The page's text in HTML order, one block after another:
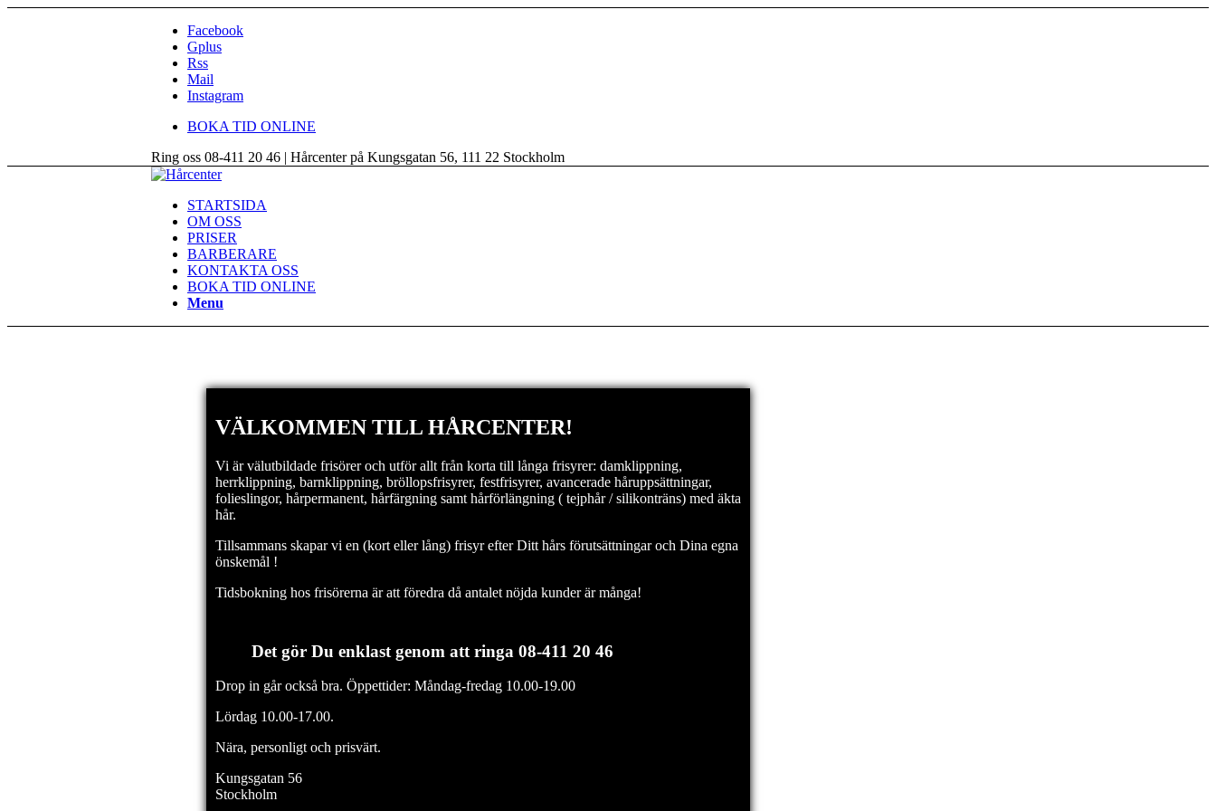
Facebook
Gplus
Rss
Mail
Instagram
BOKA TID ONLINE
Ring oss 08-411 20 46 | Hårcenter på Kungsgatan 56, 111 22 Stockholm
STARTSIDA
OM OSS
PRISER
BARBERARE
KONTAKTA OSS
BOKA TID ONLINE
Menu
VÄLKOMMEN TILL HÅRCENTER!
Vi är välutbildade frisörer och utför allt från korta till långa frisyrer: damklippning,
herrklippning, barnklippning, bröllopsfrisyrer, festfrisyrer, avancerade håruppsättningar,
folieslingor, hårpermanent, hårfärgning samt hårförlängning ( tejphår / silikonträns) med äkta
hår.
Tillsammans skapar vi en (kort eller lång) frisyr efter Ditt hårs förutsättningar och Dina egna
önskemål !
Tidsbokning hos frisörerna är att föredra då antalet nöjda kunder är många!
Det gör Du enklast genom att ringa 08-411 20 46
Drop in går också bra. Öppettider: Måndag-fredag 10.00-19.00
Lördag 10.00-17.00.
Nära, personligt och prisvärt.
Kungsgatan 56
Stockholm